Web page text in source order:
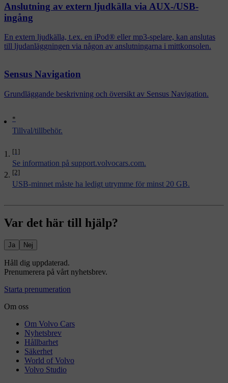
*
Tillval/tillbehör.
[1]
Se information på support.volvocars.com.
[2]
USB-minnet måste ha ledigt utrymme för minst 20 GB.
Anslutning av extern ljudkälla via AUX-/USB-
ingång
En extern ljudkälla, t.ex. en iPod® eller mp3-spelare, kan anslutas
till ljudanläggningen via någon av anslutningarna i mittkonsolen.
Sensus Navigation
Grundläggande beskrivning och översikt av Sensus Navigation.
Var det här till hjälp?
Ja Nej